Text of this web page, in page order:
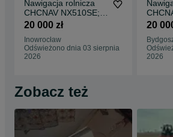
Nawigacja rolnicza
CHCNAV NX510SE;
NX610; NX612
– NOWE CENY!
20 000 zł
Inowrocław
Odświeżono dnia 03 sierpnia
2026
–
20
2026
Zobacz też